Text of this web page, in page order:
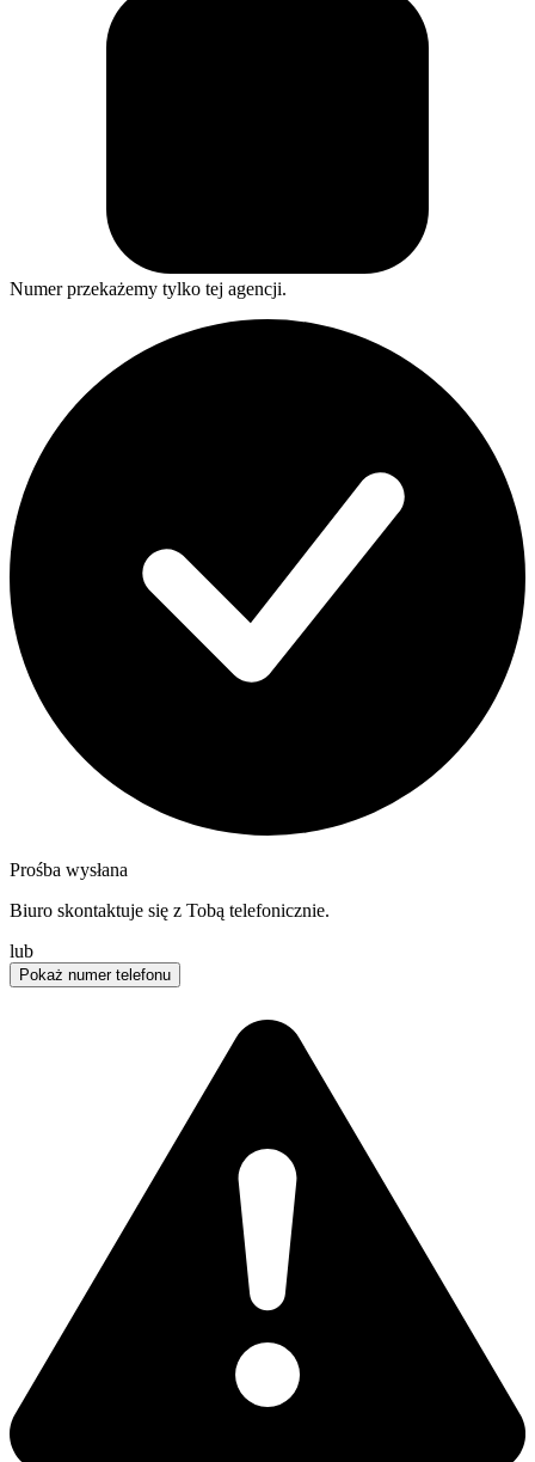
Numer przekażemy tylko tej agencji.
Prośba wysłana
Biuro skontaktuje się z Tobą telefonicznie.
lub
Pokaż numer telefonu